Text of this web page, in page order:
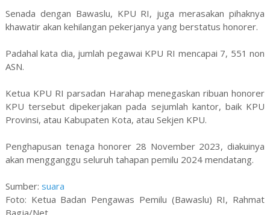
Senada dengan Bawaslu, KPU RI, juga merasakan pihaknya
khawatir akan kehilangan pekerjanya yang berstatus honorer.
Padahal kata dia, jumlah pegawai KPU RI mencapai 7, 551 non
ASN.
Ketua KPU RI parsadan Harahap menegaskan ribuan honorer
KPU tersebut dipekerjakan pada sejumlah kantor, baik KPU
Provinsi, atau Kabupaten Kota, atau Sekjen KPU.
Penghapusan tenaga honorer 28 November 2023, diakuinya
akan mengganggu seluruh tahapan pemilu 2024 mendatang.
Sumber: suara
Foto: Ketua Badan Pengawas Pemilu (Bawaslu) RI, Rahmat